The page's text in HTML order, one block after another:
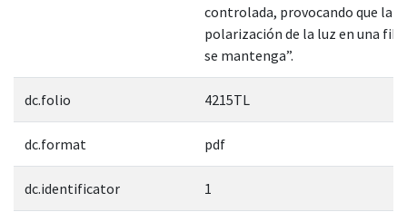
controlada, provocando que la
polarización de la luz en una
se mantenga”.
dc.folio 4215TL
dc.format pdf
dc.identificator 1